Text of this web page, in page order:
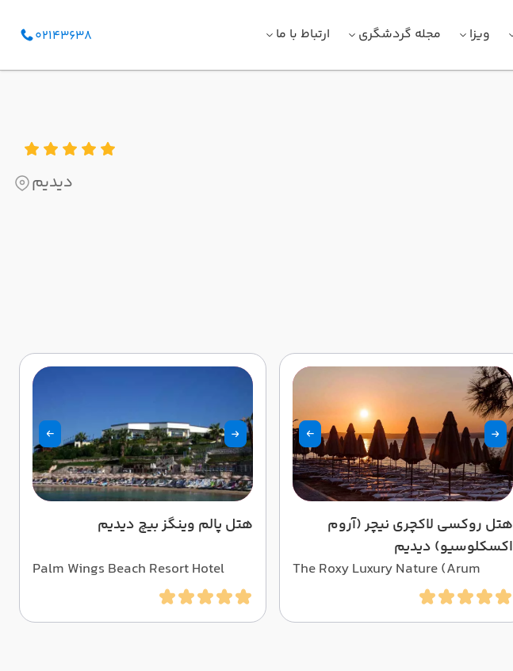
ویزا مجله گردشگری ارتباط با ما 02143638
دیدیم
هتل روکسی لاکچری نیچر (آروم
اکسکلوسیو) دیدیم
The Roxy Luxury Nature (Arum
Exclusive) Hotel Didim
هتل پالم وینگز بیچ دیدیم
Palm Wings Beach Resort Hotel